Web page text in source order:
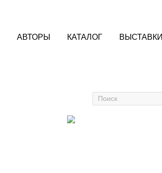
АВТОРЫ КАТАЛОГ ВЫСТАВКИ